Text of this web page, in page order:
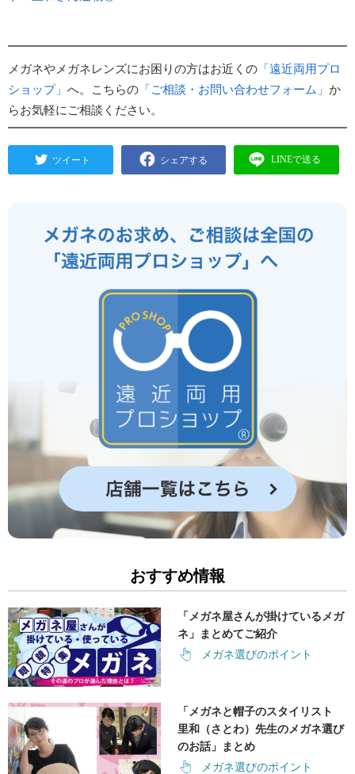
メガネやメガネレンズにお困りの方はお近くの 「遠近両用プロ
ショップ」 へ。こちらの 「ご相談・お問い合わせフォーム」 か
らお気軽にご相談ください。
おすすめ情報
「メガネ屋さんが掛けているメガ
ネ」まとめてご紹介
メガネ選びのポイント
「メガネと帽子のスタイリスト
里和（さとわ）先生のメガネ選び
のお話」まとめ
メガネ選びのポイント